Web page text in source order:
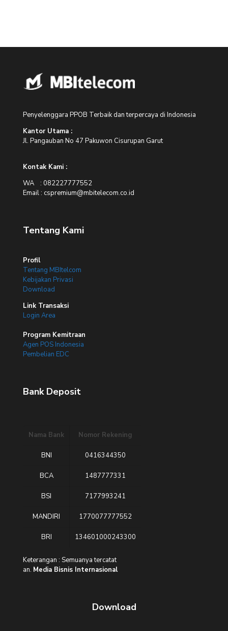
Penyelenggara PPOB Terbaik dan terpercaya di Indonesia
Kantor Utama :
Jl. Pangauban No 47 Pakuwon Cisurupan Garut
Kontak Kami :
WA : 082227777552
Email : cspremium@mbitelecom.co.id
Tentang Kami
Profil
Tentang MBItelcom
Kebijakan Privasi
Download
Link Transaksi
Login Area
Program Kemitraan
Agen POS Indonesia
Pembelian EDC
Bank Deposit
Nama Bank Nomor Rekening
BNI 0416344350
BCA 1487777331
BSI 7177993241
MANDIRI 1770077777552
BRI 134601000243300
Keterangan : Semuanya tercatat
an. Media Bisnis Internasional
Download